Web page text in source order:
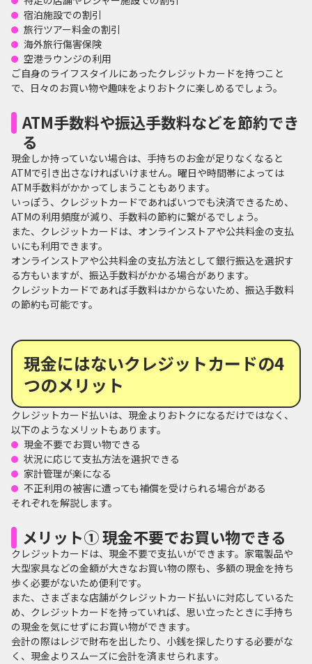
宿泊施設での割引
旅行ツアー料金の割引
海外旅行傷害保険
空港ラウンジの利用
ご自身のライフスタイルにあったクレジットカードを持つこと
で、日々のお買い物や趣味をよりおトクに楽しめるでしょう。
ATM手数料や振込手数料などを節約でき
る
現金しか持っていない場合は、手持ちのお金が足りなくなると
ATMで引き出さなければいけません。曜日や時間帯によっては
ATM手数料がかかってしまうこともあります。
いっぽう、クレジットカードであればいつでも決済できるため、
ATMの利用頻度が減り、手数料の節約に繋がるでしょう。
また、クレジットカードは、オンラインストアや公共料金の支払
いにも利用できます。
オンラインストアや公共料金の支払方法として銀行振込を選択す
る方もいますが、振込手数料がかかる場合があります。
クレジットカードであれば手数料はかからないため、振込手数料
の節約も可能です。
現金にはないクレジットカードの4
つのメリット
クレジットカード払いは、現金よりおトクになるだけではなく、
以下のようなメリットもあります。
現金不要でお買い物できる
状況に応じて支払方法を選択できる
家計管理が楽になる
不正利用の被害に遭っても補償を受けられる場合がある
それぞれを解説します。
メリット① 現金不要でお買い物できる
クレジットカードは、現金不要で支払いができます。家電製品や
大型家具などの金額が大きなお買い物の際も、多額の現金を持ち
歩く必要がないため便利です。
また、さまざまな店舗がクレジットカード払いに対応しているた
め、クレジットカードを持っていれば、思い立ったときに手持ち
の現金を気にせずにお買い物ができます。
会計の際はレジで財布を出したり、小銭を探したりする必要がな
く、現金よりスムーズに会計を済ませられます。